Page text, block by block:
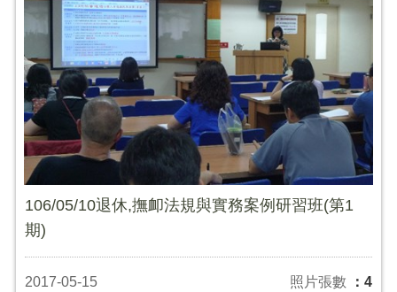
106/05/10退休,撫卹法規與實務案例研習班(第1
期)
2017-05-15 照片張數 ：4